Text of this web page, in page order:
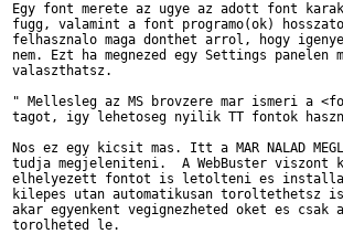
Egy font merete az ugye az adott font
fugg, valamint a font programo(ok)
felhasznalo maga donthet arrol, hogy
nem. Ezt ha megnezed egy Settings panelen
valaszthatsz.
" Mellesleg az MS brovzere mar ismeri a
tagot, igy lehetoseg nyilik TT fontok
Nos ez egy kicsit mas. Itt a MAR NALAD
tudja megjeleniteni.  A WebBuster viszont
elhelyezett fontot is letolteni es
kilepes utan automatikusan toroltethetsz
akar egyenkent vegignezheted oket es csak
torolheted le.